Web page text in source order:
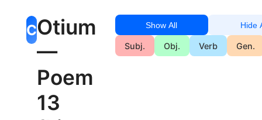
COtium
—
Poem
13
Show All Hide
Subj. Obj. Verb Gen.